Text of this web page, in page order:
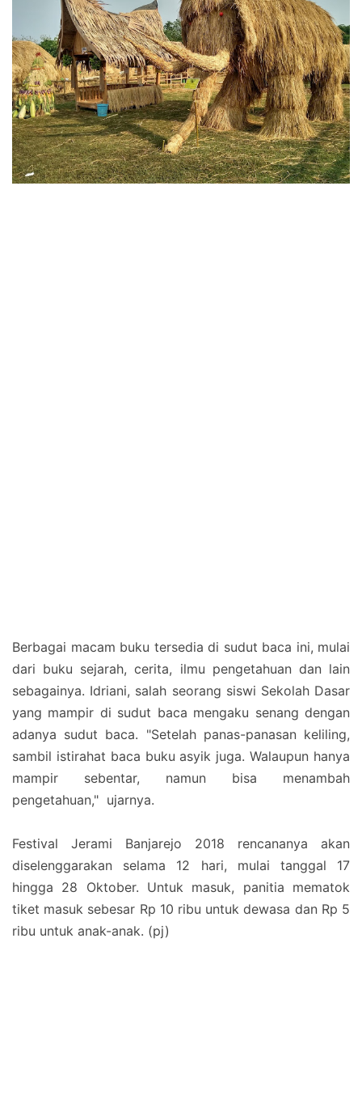
Berbagai macam buku tersedia di sudut baca ini, mulai
dari buku sejarah, cerita, ilmu pengetahuan dan lain
sebagainya. Idriani, salah seorang siswi Sekolah Dasar
yang mampir di sudut baca mengaku senang dengan
adanya sudut baca. "Setelah panas-panasan keliling,
sambil istirahat baca buku asyik juga. Walaupun hanya
mampir sebentar, namun bisa menambah
pengetahuan," ujarnya.
Festival Jerami Banjarejo 2018 rencananya akan
diselenggarakan selama 12 hari, mulai tanggal 17
hingga 28 Oktober. Untuk masuk, panitia mematok
tiket masuk sebesar Rp 10 ribu untuk dewasa dan Rp 5
ribu untuk anak-anak. (pj)